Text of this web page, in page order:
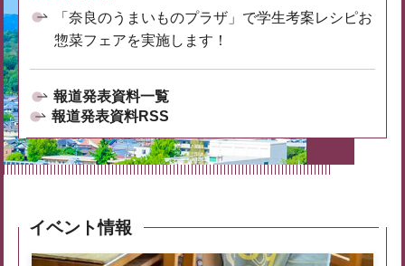
「奈良のうまいものプラザ」で学生考案レシピお
惣菜フェアを実施します！
報道発表資料一覧
報道発表資料RSS
イベント情報